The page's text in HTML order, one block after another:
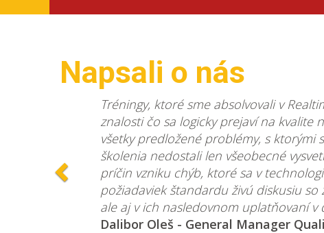
Napsali o nás
Tréningy, ktoré sme absolvovali v
znalosti čo sa logicky prejaví na
všetky predložené problémy, s ktorými
školenia nedostali len všeobecné
príčin vzniku chýb, ktoré sa v
požiadaviek štandardu živú diskusiu
ale aj v ich nasledovnom uplatňovaní
Dalibor Oleš - General Manager
Předchozí